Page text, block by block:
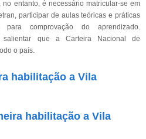
entanto, é necessário matricular-se em
participar de aulas teóricas e práticas
comprovação do aprendizado.
salientar que a Carteira Nacional de
o país.
habilitação a Vila
habilitação a Vila